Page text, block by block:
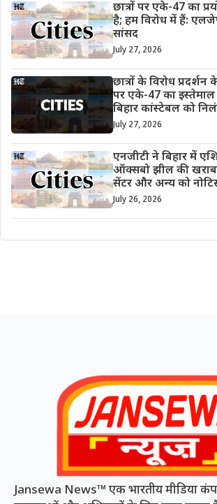
छात्रों पर एके-47 का
है; हम विरोध में हैं:
सांसद
July 27, 2026
छात्रों के विरोध
पर एके-47 का
बिहार कांस्टेबल को
July 27, 2026
एनजीटी ने बिहार में
ऑक्सबो झील की खराब
सेंटर और अन्य को
July 26, 2026
Jansewa News™ एक भारतीय मीडिया